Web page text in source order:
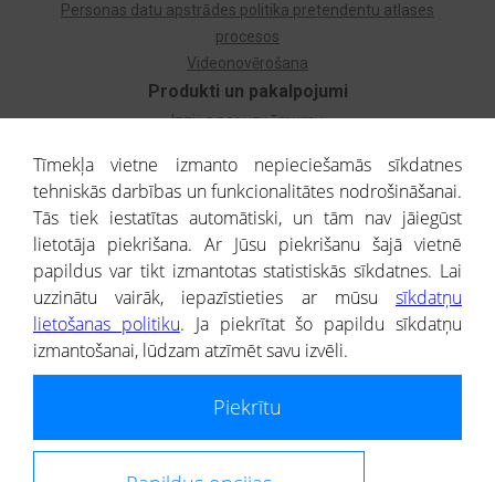
Produkti un pakalpojumi
Izziņa par uzņēmumu
Dzimtas koks
Uzņēmumu atlase
Monitorings
Kredītizziņa par ārvalstu uzņēmumiem
Personas datu apstrādes politika pretendentu atlases
procesos
Videonovērošana
® CREDITREFORM Latvija
SIA
Portāla ietvaros saņemtajai informācijai ir uzziņas raksturs, un tai nav
atbildīgs par fizisko personu datu aizsardzības tiesiskā regulējuma, kā arī
Tīmekļa vietne izmanto nepieciešamās sīkdatnes
tehniskās darbības un funkcionalitātes nodrošināšanai.
Tās tiek iestatītas automātiski, un tām nav jāiegūst
lietotāja piekrišana. Ar Jūsu piekrišanu šajā vietnē
papildus var tikt izmantotas statistiskās sīkdatnes. Lai
uzzinātu vairāk, iepazīstieties ar mūsu sīkdatņu
lietošanas politiku. Ja piekrītat šo papildu sīkdatņu
izmantošanai, lūdzam atzīmēt savu izvēli.
Piekrītu